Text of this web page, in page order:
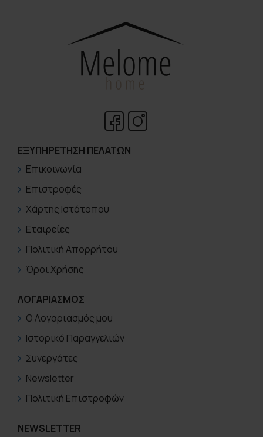
ΕΞΥΠΗΡΈΤΗΣΗ ΠΕΛΑΤΏΝ
Επικοινωνία
Επιστροφές
Χάρτης Ιστότοπου
Εταιρείες
Πολιτική Απορρήτου
Όροι Χρήσης
ΛΟΓΑΡΙΑΣΜΟΣ
Ο Λογαριασμός μου
Ιστορικό Παραγγελιών
Συνεργάτες
Newsletter
Πολιτική Επιστροφών
NEWSLETTER